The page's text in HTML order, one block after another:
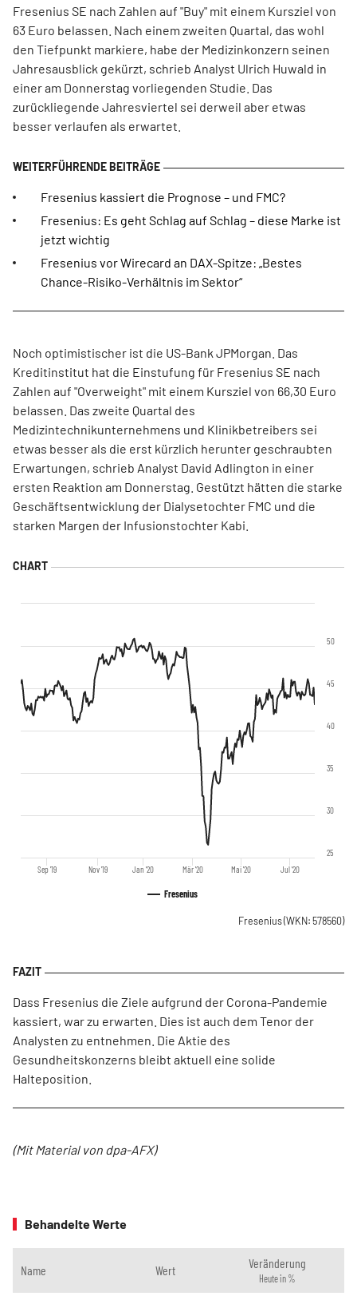
Fresenius SE nach Zahlen auf "Buy" mit einem Kursziel von
63 Euro belassen. Nach einem zweiten Quartal, das wohl
den Tiefpunkt markiere, habe der Medizinkonzern seinen
Jahresausblick gekürzt, schrieb Analyst Ulrich Huwald in
einer am Donnerstag vorliegenden Studie. Das
zurückliegende Jahresviertel sei derweil aber etwas
besser verlaufen als erwartet.
Fresenius kassiert die Prognose – und FMC?
Fresenius: Es geht Schlag auf Schlag – diese Marke ist
jetzt wichtig
Fresenius vor Wirecard an DAX-Spitze: „Bestes
Chance-Risiko-Verhältnis im Sektor“
Noch optimistischer ist die US-Bank JPMorgan. Das
Kreditinstitut hat die Einstufung für Fresenius SE nach
Zahlen auf "Overweight" mit einem Kursziel von 66,30 Euro
belassen. Das zweite Quartal des
Medizintechnikunternehmens und Klinikbetreibers sei
etwas besser als die erst kürzlich herunter geschraubten
Erwartungen, schrieb Analyst David Adlington in einer
ersten Reaktion am Donnerstag. Gestützt hätten die starke
Geschäftsentwicklung der Dialysetochter FMC und die
starken Margen der Infusionstochter Kabi.
Fresenius
Sep '19 Nov '19 Jan '20 Mär '20 Mai '20 Jul '20
25
30
35
40
45
50
Fresenius(WKN: 578560)
Dass Fresenius die Ziele aufgrund der Corona-Pandemie
kassiert, war zu erwarten. Dies ist auch dem Tenor der
Analysten zu entnehmen. Die Aktie des
Gesundheitskonzerns bleibt aktuell eine solide
Halteposition.
(Mit Material von dpa-AFX)
Behandelte Werte
Name Wert Veränderung
Heute in %